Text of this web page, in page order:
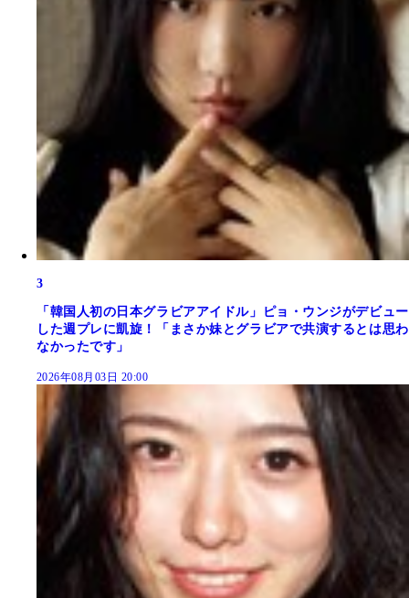
3
「韓国人初の日本グラビアアイドル」ピョ・ウンジがデビュー
した週プレに凱旋！「まさか妹とグラビアで共演するとは思わ
なかったです」
2026年08月03日 20:00